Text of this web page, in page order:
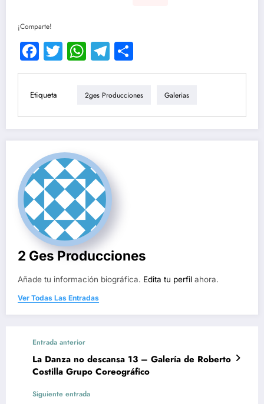
¡Comparte!
Facebook
TwitterWhatsApp
Telegram
Etiqueta 2ges Producciones Galerias
2 Ges Producciones
Añade tu información biográfica. Edita tu perfil ahora.
Ver Todas Las Entradas
Entrada anterior
La Danza no descansa 13 – Galería de Roberto
Costilla Grupo Coreográfico
Siguiente entrada